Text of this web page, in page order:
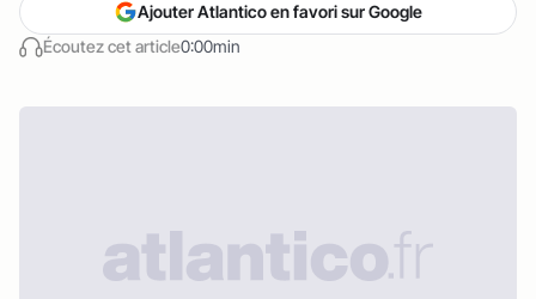
Écoutez cet article0:00min
Ajouter Atlantico en favori sur Google